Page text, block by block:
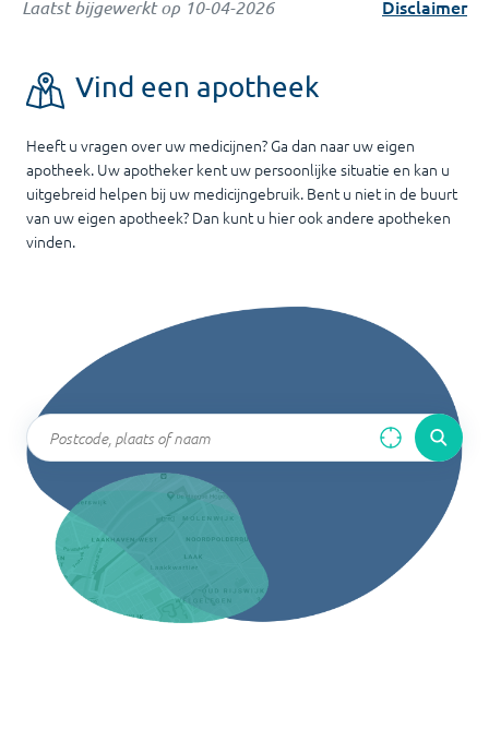
Laatst bijgewerkt op 10-04-2026 Disclaimer
Vind een apotheek
Heeft u vragen over uw medicijnen? Ga dan naar uw eigen
apotheek. Uw apotheker kent uw persoonlijke situatie en kan u
uitgebreid helpen bij uw medicijngebruik. Bent u niet in de buurt
van uw eigen apotheek? Dan kunt u hier ook andere apotheken
vinden.